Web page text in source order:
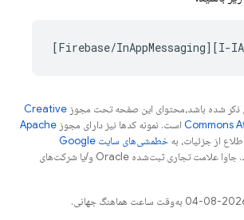
ذکر شده باشد،‌محتوای این صفحه تحت مجوز Creative
Commons است. نمونه کدها نیز دارای مجوز Apache
از جزئیات، به
خطمشی‌های سایت Google
مراجعه کنید. جاوا علامت تجاری ثبت‌شده Oracle و/یا شرکت‌های